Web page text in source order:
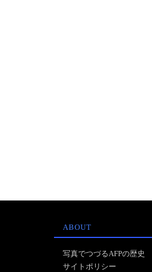
ABOUT
写真でつづるAFPの歴史
サイトポリシー